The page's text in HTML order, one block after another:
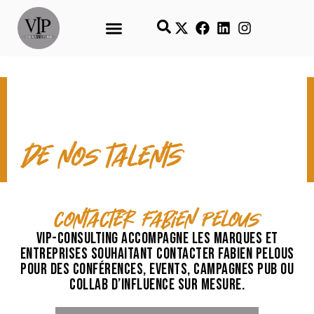
CONTACT & TEMPS FORTS
de nos talents
contacter Fabien Pelous
VIP-Consulting accompagne les marques et
entreprises souhaitant contacter Fabien Pelous
pour des conférences, events, campagnes pub ou
collab d’influence sur mesure.